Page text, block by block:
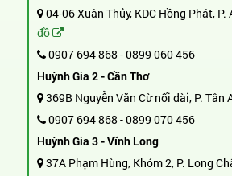
04-06 Xuân Thủy, KDC Hồng Phát, P.
đồ
0907 694 868 -0899 060 456
Huỳnh Gia 2 - Cần Thơ
369B Nguyễn Văn Cừ nối dài, P. Tân
0907 694 868 -0899 070 456
Huỳnh Gia 3 - Vĩnh Long
37A Phạm Hùng, Khóm 2, P. Long